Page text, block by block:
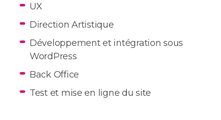
UX
Direction Artistique
Développement et intégration sous
WordPress
Back Office
Test et mise en ligne du site